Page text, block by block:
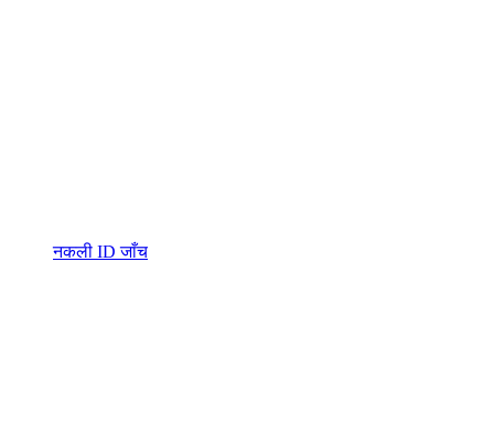
नकली ID जाँच